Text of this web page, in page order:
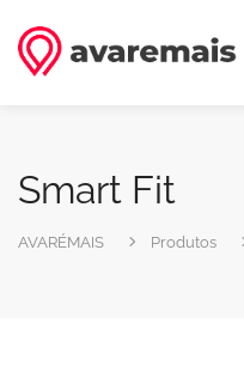
Smart Fit
AVARÉMAIS Produtos